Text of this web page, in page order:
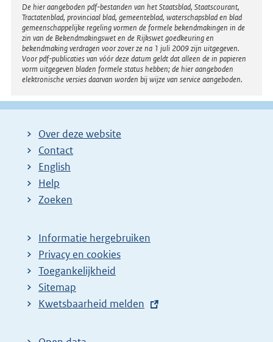
Disclaimer
De hier aangeboden pdf-bestanden van het Staatsblad, Staatscourant,
Tractatenblad, provinciaal blad, gemeenteblad, waterschapsblad en blad
gemeenschappelijke regeling vormen de formele bekendmakingen in de
zin van de Bekendmakingswet en de Rijkswet goedkeuring en
bekendmaking verdragen voor zover ze na 1 juli 2009 zijn uitgegeven.
Voor pdf-publicaties van vóór deze datum geldt dat alleen de in papieren
vorm uitgegeven bladen formele status hebben; de hier aangeboden
elektronische versies daarvan worden bij wijze van service aangeboden.
Over deze website
Contact
English
Help
Zoeken
Informatie hergebruiken
Privacy en cookies
Toegankelijkheid
Sitemap
E
t
Kwetsbaarheid melden